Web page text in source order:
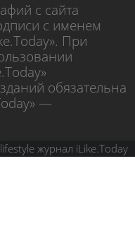
с сайта
с именем
При
обязательна
—
журнал iLike.Today